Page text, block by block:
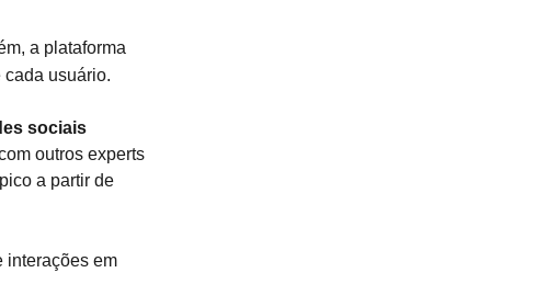
a plataforma
usuário.
sociais
outros experts
a partir de
interações em